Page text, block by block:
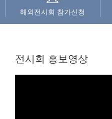
해외전시회 참가신청
전시회 홍보영상